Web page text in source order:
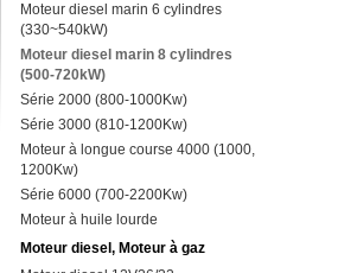
Moteur diesel marin 6 cylindres
(330~540kW)
Moteur diesel marin 8 cylindres
(500-720kW)
Série 2000 (800-1000Kw)
Série 3000 (810-1200Kw)
Moteur à longue course 4000 (1000,
1200Kw)
Série 6000 (700-2200Kw)
Moteur à huile lourde
Moteur diesel, Moteur à gaz